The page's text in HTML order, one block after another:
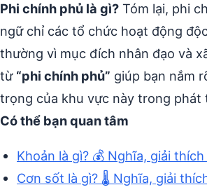
Phi chính phủ là gì? Tóm lại, phi
ngữ chỉ các tổ chức hoạt động
thường vì mục đích nhân đạo và
từ “phi chính phủ” giúp bạn nắm
trọng của khu vực này trong phát
Có thể bạn quan tâm
Khoản là gì? 💰 Nghĩa, giải
Cơn sốt là gì? 🌡️ Nghĩa, giải